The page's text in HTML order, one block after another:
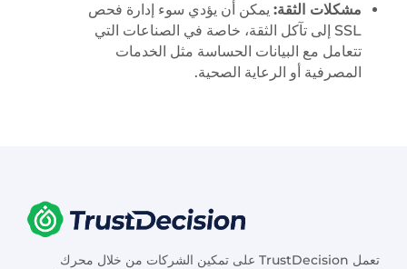
مشكلات الثقة: يمكن أن يؤدي سوء إدارة فحص
SSL إلى تآكل الثقة، خاصة في الصناعات التي
تتعامل مع البيانات الحساسة مثل الخدمات
المصرفية أو الرعاية الصحية.
تعمل TrustDecision على تمكين الشركات من خلال محرك